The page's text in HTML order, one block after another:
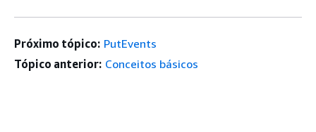
Próximo tópico: PutEvents
Tópico anterior: Conceitos básicos